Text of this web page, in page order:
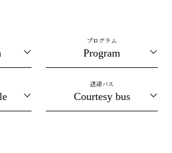
プログラム
Program
送迎バス
Courtesy bus